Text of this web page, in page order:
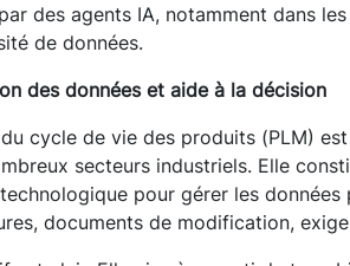
des agents IA, notamment dans
de données.
des données et aide à la décision
cycle de vie des produits (PLM)
secteurs industriels. Elle
pour gérer les données
documents de modification,